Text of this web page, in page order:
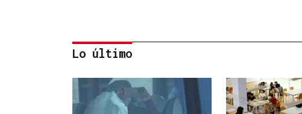
ENTREVISTA
Lo último